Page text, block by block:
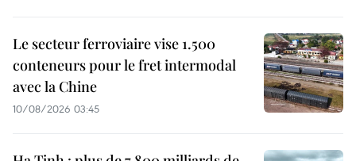
Le secteur ferroviaire vise 1.500
conteneurs pour le fret intermodal
avec la Chine
10/08/2026 03:45